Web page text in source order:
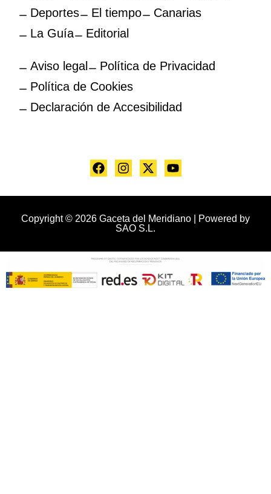
Deportes
El tiempo
Canarias
La Guía
Editorial
Aviso legal
Política de Privacidad
Política de Cookies
Declaración de Accesibilidad
Copyright © 2026 Gaceta del Meridiano | Powered by
SAO S.L.